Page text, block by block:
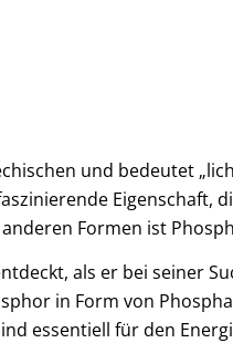
und bedeutet
Formen ist
als er bei seiner
in Form von
essentiell für den